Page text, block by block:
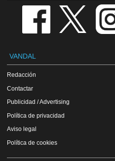
VANDAL
Redacción
Contactar
Publicidad / Advertising
Política de privacidad
Aviso legal
Política de cookies